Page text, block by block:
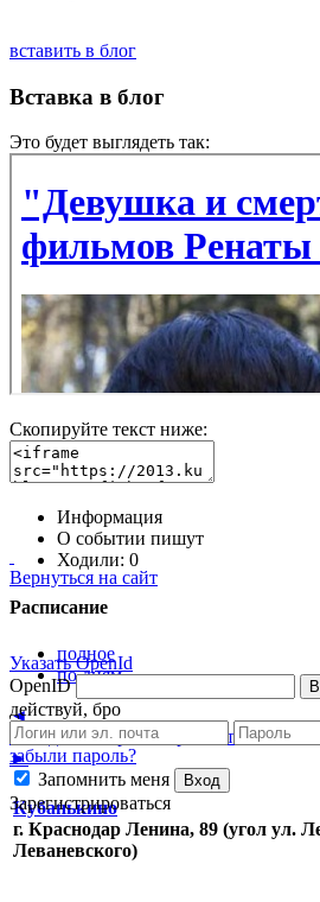
Вернуться на сайт
Указать OpenId
OpenID
действуй, бро
забыли пароль?
Запомнить меня
Вход
Зарегистрироваться
вставить в блог
Вставка в блог
Это будет выглядеть так:
Скопируйте текст ниже:
Информация
О событии пишут
Ходили: 0
Расписание
полное
по дням
◄
СегодняЗавтра12 Ср 13 Чт 14 Пт
►
Кубанькино
г. Краснодар Ленина, 89 (угол ул.
Леваневского)